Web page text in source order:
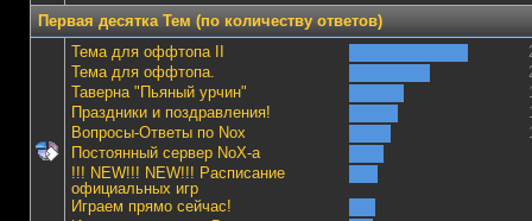
Первая десятка Тем (по количеству ответов)
Тема для оффтопа II
Тема для оффтопа.
Таверна "Пьяный урчин"
Праздники и поздравления!
Вопросы-Ответы по Nox
Постоянный сервер NoX-а
!!! NEW!!! NEW!!! Расписание
официальных игр
Играем прямо сейчас!